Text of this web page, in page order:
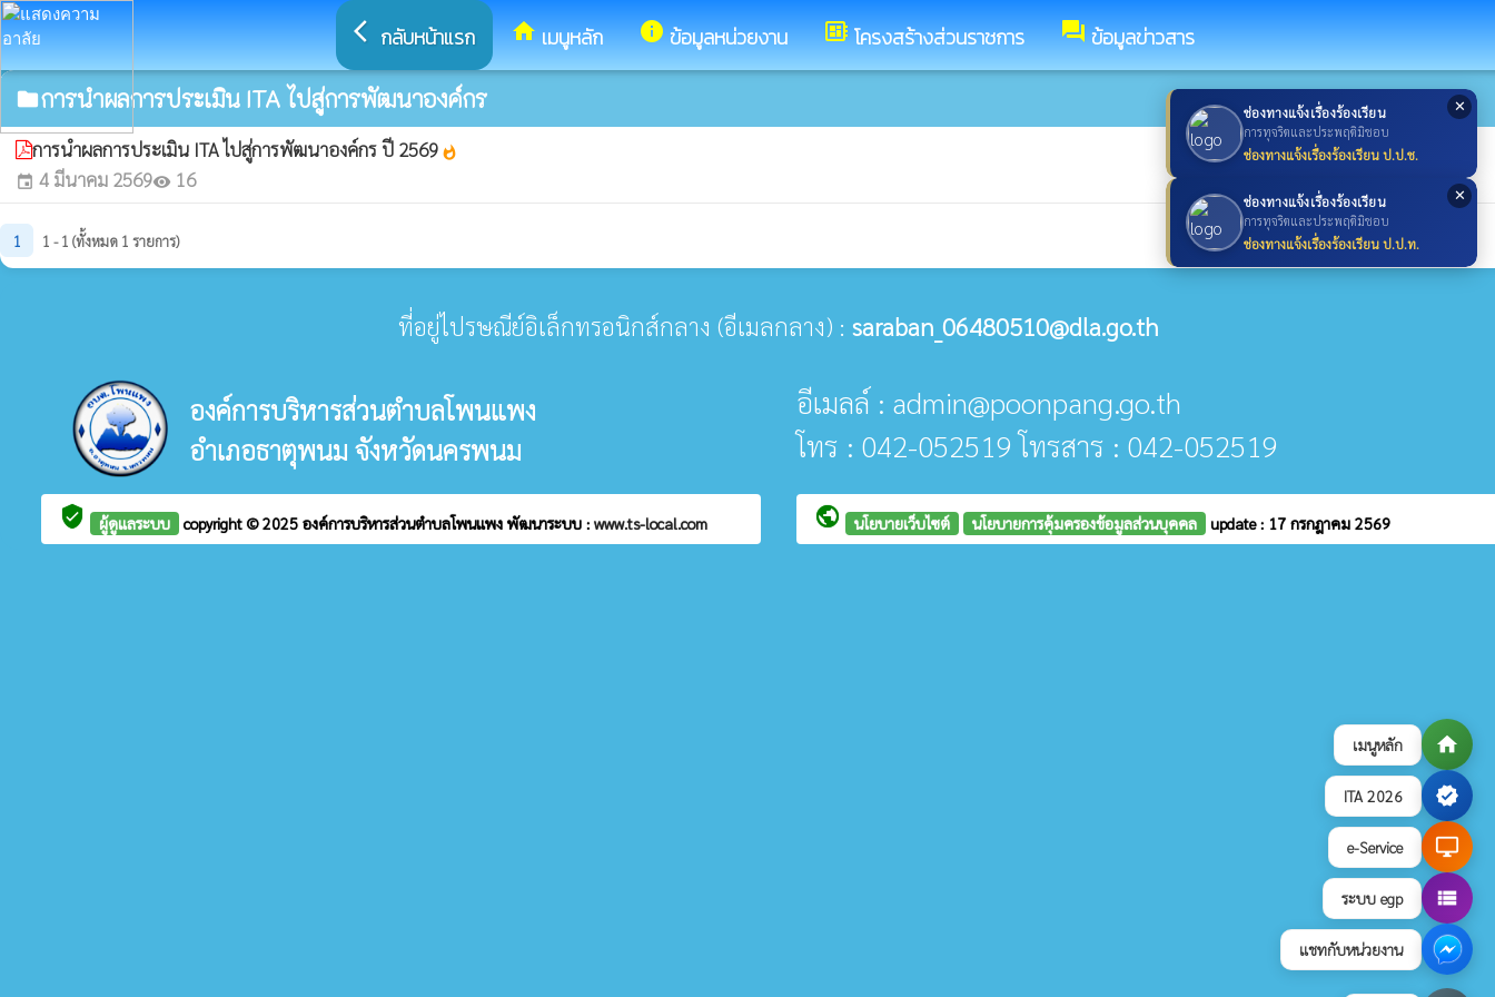
เมนูหลัก home
ITA 2026 verified
e-Service desktop_windows
ระบบ egp view_list
แชทกับหน่วยงาน
✕
ช่องทางแจ้งเรื่องร้องเรียน
การทุจริตและประพฤติมิชอบ
ช่องทางแจ้งเรื่องร้องเรียน ป.ป.ช.
✕
ช่องทางแจ้งเรื่องร้องเรียน
การทุจริตและประพฤติมิชอบ
ช่องทางแจ้งเรื่องร้องเรียน ป.ป.ท.
arrow_back_ios กลับหน้าแรก homeเมนูหลัก infoข้อมูลหน่วยงาน developer_boardโครงสร้างส่วนราชการ forumข้อมูลข่าวสาร
folderการนำผลการประเมิน ITA ไปสู่การพัฒนาองค์กร
การนำผลการประเมิน ITA ไปสู่การพัฒนาองค์กร ปี 2569 whatshot
event 4 มีนาคม 2569visibility 16
1 1 - 1 (ทั้งหมด 1 รายการ)
ที่อยู่ไปรษณีย์อิเล็กทรอนิกส์กลาง (อีเมลกลาง) : saraban_06480510@dla.go.th
องค์การบริหารส่วนตำบลโพนแพง
อำเภอธาตุพนม จังหวัดนครพนม
อีเมลล์ : admin@poonpang.go.th
โทร : 042-052519 โทรสาร : 042-052519
verified_user ผู้ดูแลระบบ copyright © 2025 องค์การบริหารส่วนตำบลโพนแพง พัฒนาระบบ : www.ts-local.com public นโยบายเว็บไซต์ นโยบายการคุ้มครองข้อมูลส่วนบุคคล update : 17 กรกฎาคม 2569